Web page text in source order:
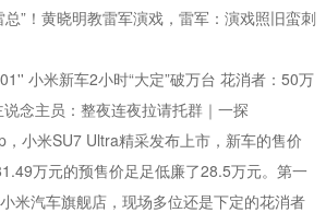
”！黄晓明教雷军演戏，雷军：演戏照旧蛮刺
小米新车2小时“大定”破万台 花消者：50万
念主员：整夜连夜拉请托群｜一探
小米SU7 Ultra精采发布上市，新车的售价
万元的预售价足足低廉了28.5万元。第一
米汽车旗舰店，现场多位还是下定的花消者